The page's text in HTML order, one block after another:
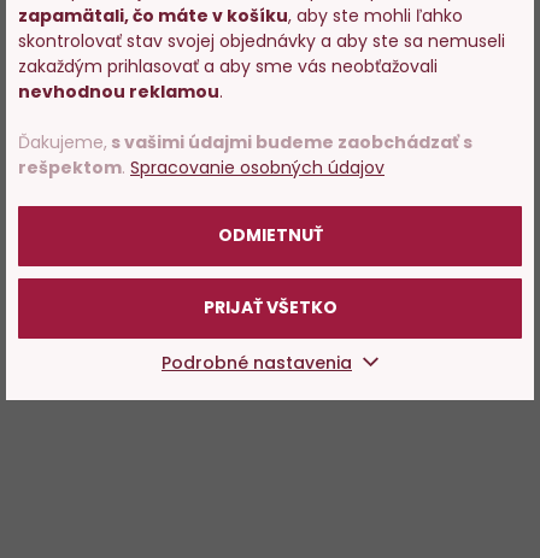
zapamätali, čo máte v košíku, aby ste mohli ľahko
skontrolovať stav svojej objednávky a aby ste sa nemuseli
zakaždým prihlasovať a aby sme vás neobťažovali
nevhodnou reklamou.
Ďakujeme, s vašimi údajmi budeme zaobchádzať s
rešpektom. Spracovanie osobných údajov
ODMIETNUŤ
PRIJAŤ VŠETKO
Podrobné nastavenia
Vstupujete na stránky s
predajom alkoholu. Prosím
potvrďte, že Vám už bolo 18